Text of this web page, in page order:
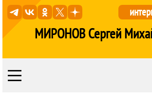
МИРОНОВ Сергей